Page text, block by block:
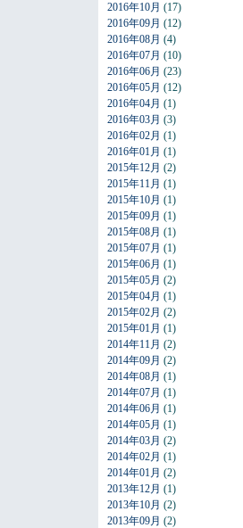
2016年10月 (17)
2016年09月 (12)
2016年08月 (4)
2016年07月 (10)
2016年06月 (23)
2016年05月 (12)
2016年04月 (1)
2016年03月 (3)
2016年02月 (1)
2016年01月 (1)
2015年12月 (2)
2015年11月 (1)
2015年10月 (1)
2015年09月 (1)
2015年08月 (1)
2015年07月 (1)
2015年06月 (1)
2015年05月 (2)
2015年04月 (1)
2015年02月 (2)
2015年01月 (1)
2014年11月 (2)
2014年09月 (2)
2014年08月 (1)
2014年07月 (1)
2014年06月 (1)
2014年05月 (1)
2014年03月 (2)
2014年02月 (1)
2014年01月 (2)
2013年12月 (1)
2013年10月 (2)
2013年09月 (2)